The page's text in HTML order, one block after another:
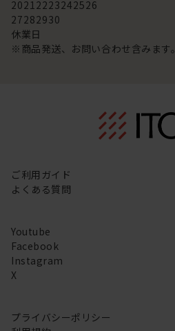
20212223242526
27282930
休業日
※商品発送、お問い合わせ含みます。
ご利用ガイド
よくある質問
Youtube
Facebook
Instagram
X
プライバシーポリシー